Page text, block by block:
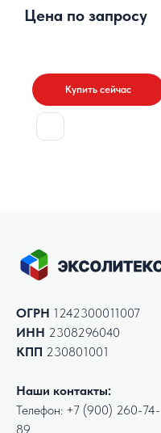
Цена по запросу
Купить сейчас
ОГРН 1242300011007
ИНН 2308296040
КПП 230801001
Наши контакты:
Телефон: +7 (900) 260-74-
89